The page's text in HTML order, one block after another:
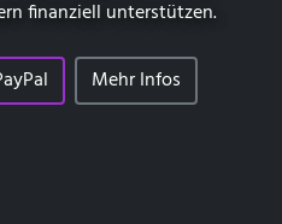
finanziell unterstützen.
Mehr Infos